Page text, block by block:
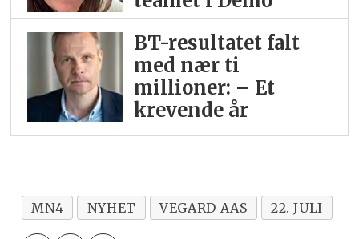
BT-resultatet falt
med nær ti
millioner: – Et
krevende år
MN4 NYHET VEGARD AAS 22. JULI